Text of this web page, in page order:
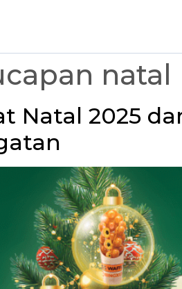
natal
Natal 2025